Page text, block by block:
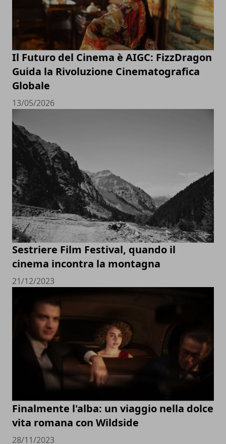
Il Futuro del Cinema è AIGC: FizzDragon
Guida la Rivoluzione Cinematografica
Globale
13/05/2026
Sestriere Film Festival, quando il
cinema incontra la montagna
21/12/2023
Finalmente l'alba: un viaggio nella dolce
vita romana con Wildside
28/11/2023